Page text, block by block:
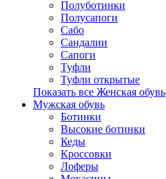
Полуботинки
Полусапоги
Сабо
Сандалии
Сапоги
Туфли
Туфли открытые
Показать все Женская обувь
Мужская обувь
Ботинки
Высокие ботинки
Кеды
Кроссовки
Лоферы